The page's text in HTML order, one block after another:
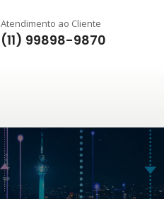
Atendimento ao Cliente
(11) 99898-9870